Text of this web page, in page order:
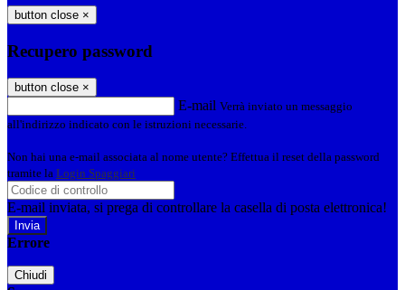
button close ×
Recupero password
button close ×
E-mail Verrà inviato un messaggio
all'indirizzo indicato con le istruzioni necessarie.
Non hai una e-mail associata al nome utente? Effettua il reset della password
tramite la Login Spaggiari
E-mail inviata, si prega di controllare la casella di posta elettronica!
Errore
Chiudi